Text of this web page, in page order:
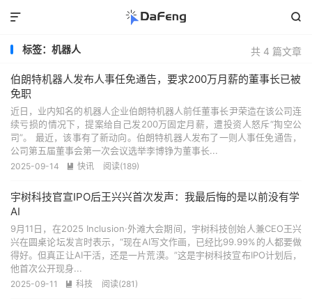


共 4 篇文章
标签：机器人
伯朗特机器人发布人事任免通告，要求200万月薪的董事长已被
免职
近日，业内知名的机器人企业伯朗特机器人前任董事长尹荣造在该公司连
续亏损的情况下，提案给自己发200万固定月薪，遭投资人怒斥“掏空公
司”。 最近，该事有了新动向。伯朗特机器人发布了一则人事任免通告，
公司第五届董事会第一次会议选举李博铮为董事长...
2025-09-14  快讯 阅读(189)
宇树科技官宣IPO后王兴兴首次发声：我最后悔的是以前没有学
AI
9月11日，在2025 Inclusion·外滩大会期间，宇树科技创始人兼CEO王兴
兴在圆桌论坛发言时表示，“现在AI写文作画，已经比99.99%的人都要做
得好。但真正让AI干活，还是一片荒漠。”这是宇树科技宣布IPO计划后，
他首次公开现身...
2025-09-11  科技 阅读(281)